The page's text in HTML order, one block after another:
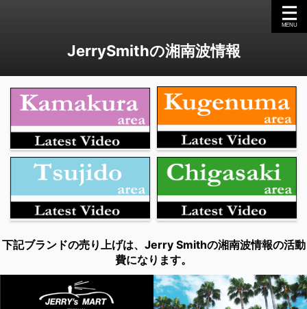
JerrySmithの湘南波情報
下記ブランドの売り上げは、Jerry Smithの湘南波情報の活動
費になります。